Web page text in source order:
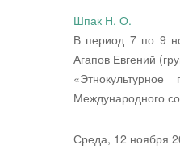
Шпак Н. О.
В период 7 по 9
Агапов Евгений
Международного
Среда, 12 ноября